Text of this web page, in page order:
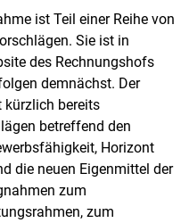
ist Teil einer Reihe von
Sie ist in
des Rechnungshofs
demnächst. Der
kürzlich bereits
betreffend den
Horizont
die neuen Eigenmittel der
zum
zum